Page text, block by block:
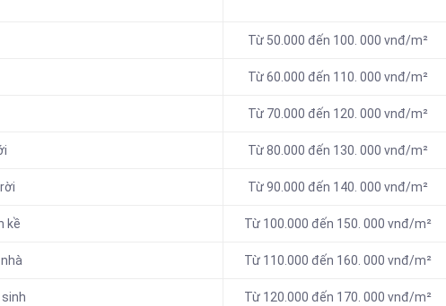
Từ 50.000 đến 100. 000 vnđ/m²
Từ 60.000 đến 110. 000 vnđ/m²
Từ 70.000 đến 120. 000 vnđ/m²
Từ 80.000 đến 130. 000 vnđ/m²
Từ 90.000 đến 140. 000 vnđ/m²
kề Từ 100.000 đến 150. 000 vnđ/m²
Từ 110.000 đến 160. 000 vnđ/m²
Từ 120.000 đến 170. 000 vnđ/m²